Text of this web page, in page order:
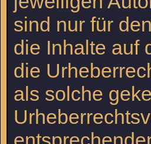
sind nur für
die Inhalte auf
die
als solche